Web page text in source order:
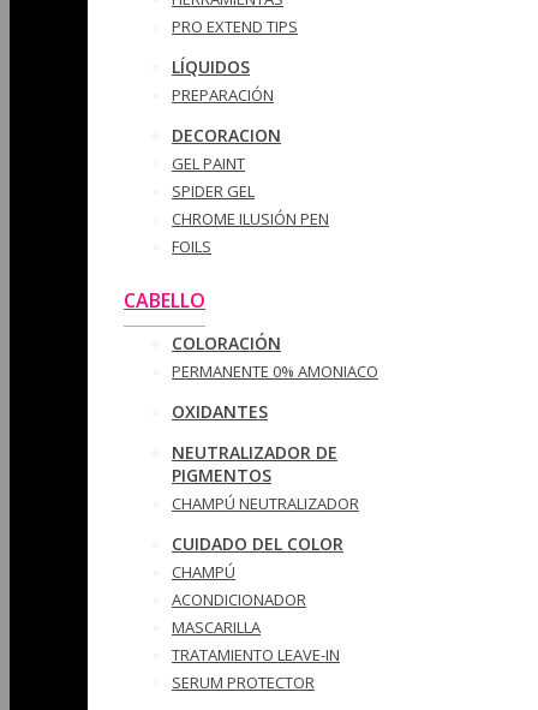
PRO EXTEND TIPS
LÍQUIDOS
PREPARACIÓN
DECORACION
GEL PAINT
SPIDER GEL
CHROME ILUSIÓN PEN
FOILS
CABELLO
COLORACIÓN
PERMANENTE 0% AMONIACO
OXIDANTES
NEUTRALIZADOR DE
PIGMENTOS
CHAMPÚ NEUTRALIZADOR
CUIDADO DEL COLOR
CHAMPÚ
ACONDICIONADOR
MASCARILLA
TRATAMIENTO LEAVE-IN
SERUM PROTECTOR